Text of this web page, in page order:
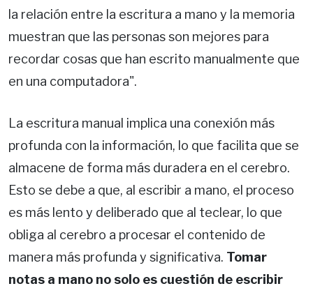
la relación entre la escritura a mano y la memoria
muestran que las personas son mejores para
recordar cosas que han escrito manualmente que
en una computadora".
La escritura manual implica una conexión más
profunda con la información, lo que facilita que se
almacene de forma más duradera en el cerebro.
Esto se debe a que, al escribir a mano, el proceso
es más lento y deliberado que al teclear, lo que
obliga al cerebro a procesar el contenido de
manera más profunda y significativa. Tomar
notas a mano no solo es cuestión de escribir